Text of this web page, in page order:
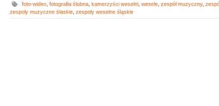
foto-wideo fotografia ślubna kamerzyści weselni wesele zespół muzyczny,
zespoły muzyczne ślaskie zespoły weselne śląskie